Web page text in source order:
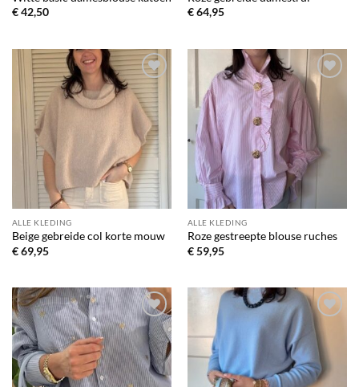
€42,50
€64,95
Toevoegen
aan
verlanglijst
ALLE KLEDING
Beige gebreide col korte mouw
€69,95
Toevoegen
aan
verlanglijst
ALLE KLEDING
Roze gestreepte blouse ruches
€59,95
Toevoegen
verlanglijst
Toevoegen
aan
verlanglijst